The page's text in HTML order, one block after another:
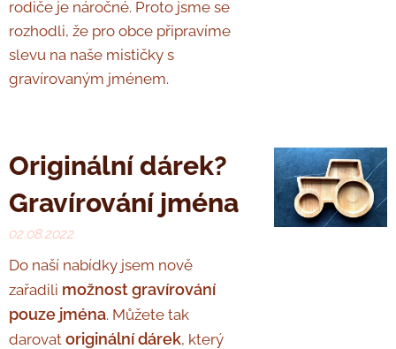
rodiče je náročné. Proto jsme se
rozhodli, že pro obce připravíme
slevu na naše mističky s
gravírovaným jménem.
Originální dárek?
Gravírování jména
02.08.2022
Do naší nabídky jsem nově
zařadili možnost gravírování
pouze jména. Můžete tak
darovat originální dárek, který